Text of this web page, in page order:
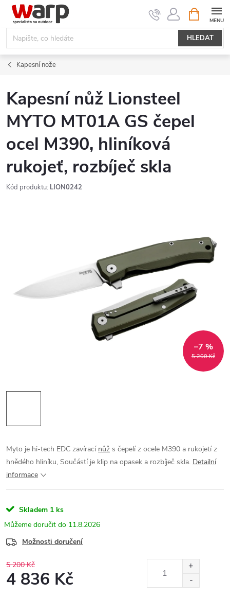
Přejít
obsah
HLEDAT
NÁKUPNÍ
KOŠÍK
Kapesní nože
Kapesní nůž Lionsteel
MYTO MT01A GS čepel
ocel M390, hliníková
rukojeť, rozbíječ skla
Kód produktu: LION0242
5 200 Kč
–7 %
Myto je hi-tech EDC zavírací nůž s čepelí z ocele M390 a rukojetí z
hnědého hliníku, Součástí je klip na opasek a rozbíječ skla. Detailní
informace
Skladem 1 ks
11.8.2026
Možnosti doručení
5 200 Kč
4 836 Kč